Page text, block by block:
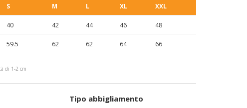
S M L XL XXL
40 42 44 46 48
59.5 62 62 64 66
di 1-2 cm
Tipo abbigliamento